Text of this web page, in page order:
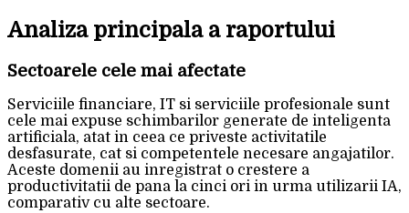
Analiza principala a raportului
Sectoarele cele mai afectate
Serviciile financiare, IT si serviciile profesionale sunt
cele mai expuse schimbarilor generate de inteligenta
artificiala, atat in ceea ce priveste activitatile
desfasurate, cat si competentele necesare angajatilor.
Aceste domenii au inregistrat o crestere a
productivitatii de pana la cinci ori in urma utilizarii IA,
comparativ cu alte sectoare.